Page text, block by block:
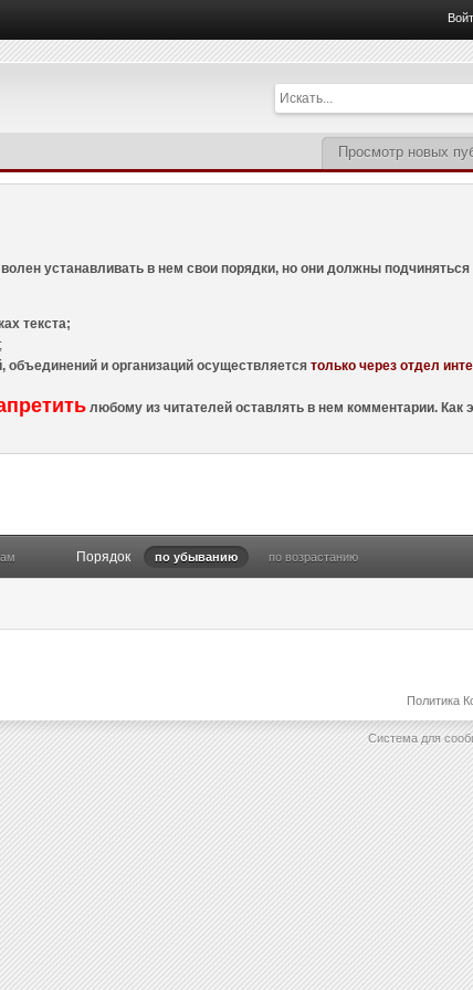
Просмотр новых
волен устанавливать в нем свои порядки, но они должны
текста;
;
объединений и организаций осуществляетсятолько через отдел
любому из читателей оставлять в нем комментарии. Как
Порядок по убыванию по возрастанию
Политика
Система для